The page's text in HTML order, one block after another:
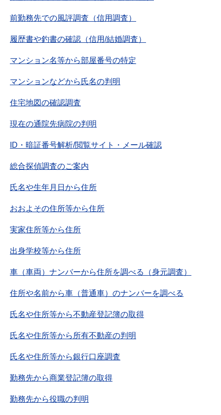
前勤務先での風評調査（信用調査）
履歴書や釣書の確認（信用/結婚調査）
マンション名等から部屋番号の特定
マンションなどから氏名の判明
住宅地図の確認調査
現在の通院先病院の判明
ID・暗証番号解析/閲覧サイト・メール確認
総合探偵調査のご案内
氏名や生年月日から住所
おおよその住所等から住所
実家住所等から住所
出身学校等から住所
車（車両）ナンバーから住所を調べる（身元調査）
住所や名前から車（普通車）のナンバーを調べる
氏名や住所等から不動産登記簿の取得
氏名や住所等から所有不動産の判明
氏名や住所等から銀行口座調査
勤務先から商業登記簿の取得
勤務先から役職の判明